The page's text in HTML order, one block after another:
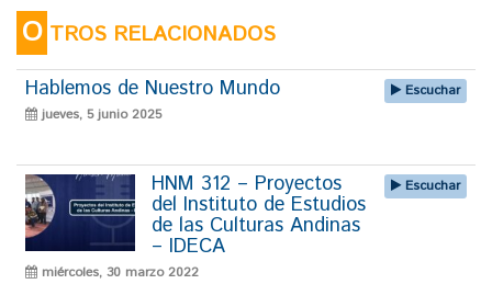
O TROS RELACIONADOS
Hablemos de Nuestro Mundo
jueves, 5 junio 2025
Escuchar
HNM 312 – Proyectos
del Instituto de Estudios
de las Culturas Andinas
– IDECA
miércoles, 30 marzo 2022
Escuchar